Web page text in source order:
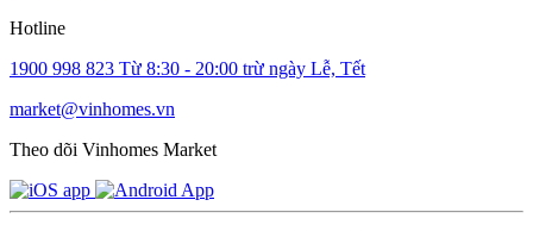
Hotline
1900 998 823 Từ 8:30 - 20:00 trừ ngày Lễ, Tết
market@vinhomes.vn
Theo dõi Vinhomes Market